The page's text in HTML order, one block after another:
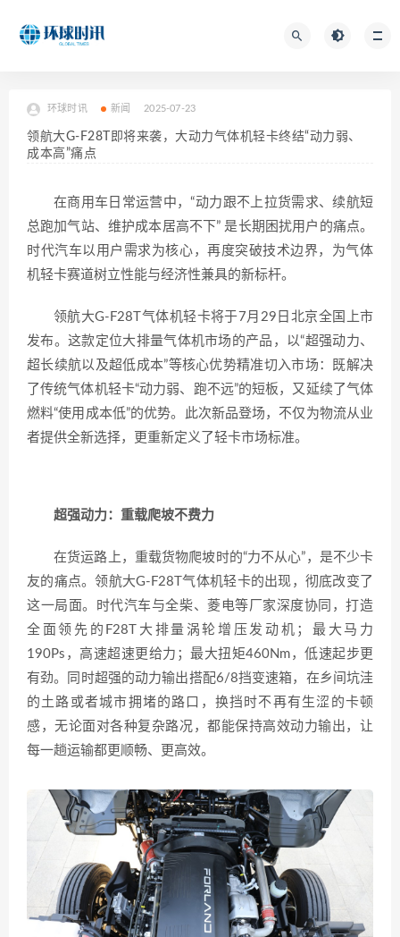
环球时讯 新闻 2025-07-23
领航大G-F28T即将来袭，大动力气体机轻卡终结“动力弱、
成本高”痛点
在商用车日常运营中，“动力跟不上拉货需求、续航短
总跑加气站、维护成本居高不下” 是长期困扰用户的痛点。
时代汽车以用户需求为核心，再度突破技术边界，为气体
机轻卡赛道树立性能与经济性兼具的新标杆。
领航大G-F28T气体机轻卡将于7月29日北京全国上市
发布。这款定位大排量气体机市场的产品，以“超强动力、
超长续航以及超低成本”等核心优势精准切入市场：既解决
了传统气体机轻卡“动力弱、跑不远”的短板，又延续了气体
燃料“使用成本低”的优势。此次新品登场，不仅为物流从业
者提供全新选择，更重新定义了轻卡市场标准。
超强动力：重载爬坡不费力
在货运路上，重载货物爬坡时的“力不从心”，是不少卡
友的痛点。领航大G-F28T气体机轻卡的出现，彻底改变了
这一局面。时代汽车与全柴、菱电等厂家深度协同，打造
全面领先的F28T大排量涡轮增压发动机；最大马力
190Ps，高速超速更给力；最大扭矩460Nm，低速起步更
有劲。同时超强的动力输出搭配6/8挡变速箱，在乡间坑洼
的土路或者城市拥堵的路口，换挡时不再有生涩的卡顿
感，无论面对各种复杂路况，都能保持高效动力输出，让
每一趟运输都更顺畅、更高效。